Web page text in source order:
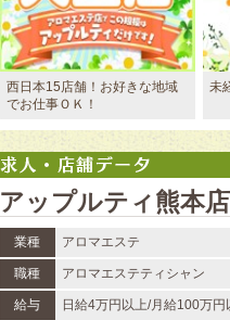
西日本15店舗！お好きな地域
でお仕事ＯＫ！
未
アップルティ熊本店
業種 アロマエステ
職種 アロマエステティシャン
給与 日給4万円以上/月給100万円